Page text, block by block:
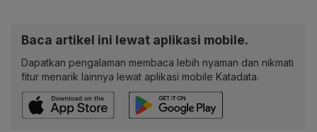
Baca artikel ini lewat aplikasi mobile.
Dapatkan pengalaman membaca lebih nyaman dan nikmati
fitur menarik lainnya lewat aplikasi mobile Katadata.